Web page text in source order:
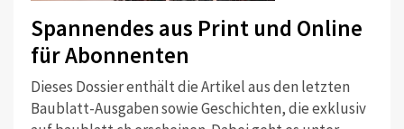
Spannendes aus Print und Online
für Abonnenten
Dieses Dossier enthält die Artikel aus den letzten
Baublatt-Ausgaben sowie Geschichten, die exklusiv